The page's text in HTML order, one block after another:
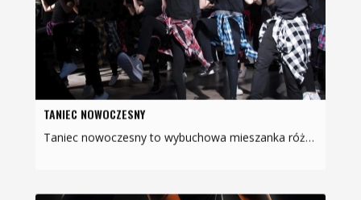
TANIEC NOWOCZESNY
Taniec nowoczesny to wybuchowa mieszanka różnych stylów tanecznych. Na pełnych energii zajęciach tancerze będą mieli okazję poznać elementy takich tańców jak: disco dance, hip hop,